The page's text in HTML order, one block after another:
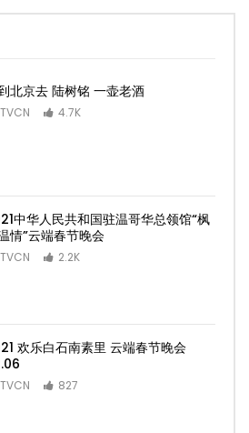
北京去 陆树铭 一壶老酒
TVCN 4.7K
中华人民共和国驻温哥华总领馆“枫
情”云端春节晚会
TVCN 2.2K
欢乐白石南素里 云端春节晚会
TVCN 827